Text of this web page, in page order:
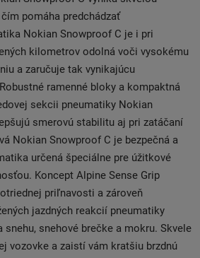
pomáha predchádzať
Nokian Snowproof C je i pri
kilometrov odolná voči vysokému
a zaručuje tak vynikajúcu
ramenné bloky a kompaktná
sekcii pneumatiky Nokian
smerovú stabilitu aj pri zatáčaní
Nokian Snowproof C je bezpečná a
určená špeciálne pre úžitkové
Koncept Alpine Sense Grip
priľnavosti a zároveň
jazdných reakcií pneumatiky
snehu, snehové brečke a mokru. Skvele
vozovke a zaistí vám kratšiu brzdnú